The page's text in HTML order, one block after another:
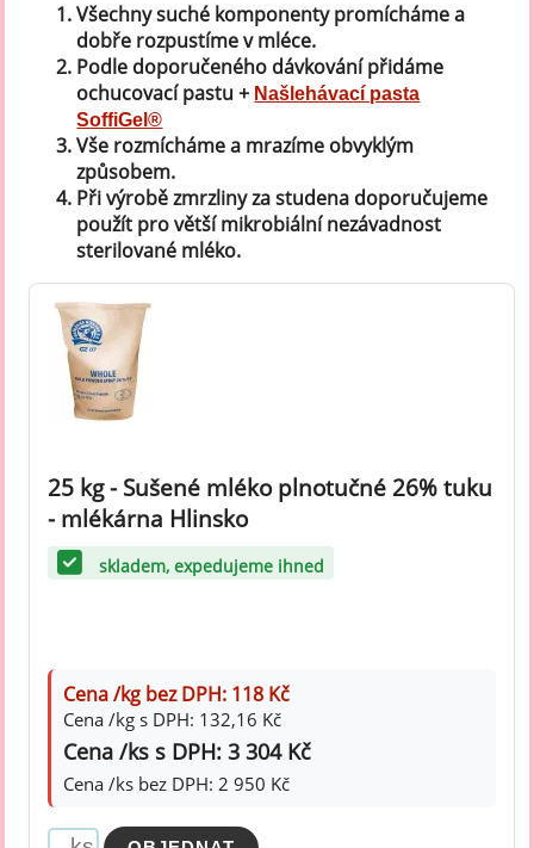
Všechny suché komponenty promícháme a
dobře rozpustíme v mléce.
Podle doporučeného dávkování přidáme
ochucovací pastu + Našlehávací pasta
SoffiGel®
Vše rozmícháme a mrazíme obvyklým
způsobem.
Při výrobě zmrzliny za studena doporučujeme
použít pro větší mikrobiální nezávadnost
sterilované mléko.
25 kg - Sušené mléko plnotučné 26% tuku
- mlékárna Hlinsko
skladem, expedujeme ihned
Cena /kg bez DPH: 118 Kč
Cena /kg s DPH: 132,16 Kč
Cena /ks s DPH: 3 304 Kč
Cena /ks bez DPH: 2 950 Kč